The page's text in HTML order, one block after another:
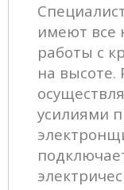
имеют все
работы с
на высоте.
усилиями